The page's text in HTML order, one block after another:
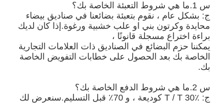
س 1.ما هي شروط التعبئة الخاصة بك؟
ج: بشكل عام ، نقوم بتعبئة بضائعنا في صناديق بيضاء
محايدة وكرتون بنياو علب خشبية ورغوة.إذا كان لديك
براءة اختراع مسجلة قانونًا ،
يمكننا حزم البضائع في الصناديق ذات العلامات التجارية
الخاصة بك بعد الحصول على خطابات التفويض الخاصة
بك.
س 2.ما هي شروط الدفع الخاصة بك؟
ج: T / T 30٪ كوديعة ، و 70٪ قبل التسليم.سنعرض لك